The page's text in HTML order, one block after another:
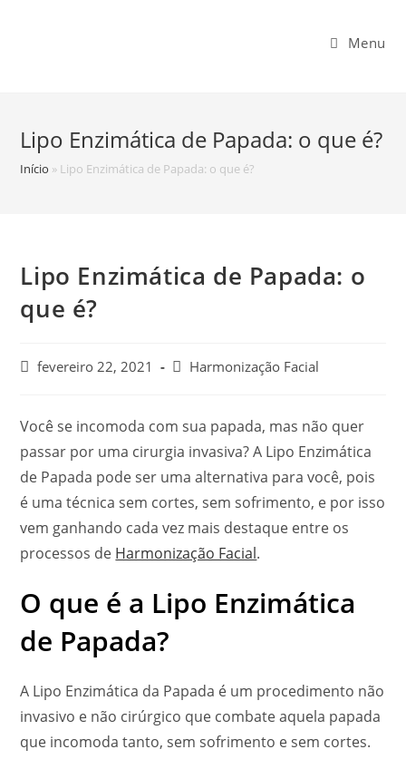
Menu
Lipo Enzimática de Papada: o que é?
Início » Lipo Enzimática de Papada: o que é?
Lipo Enzimática de Papada: o
que é?
fevereiro 22, 2021 Harmonização Facial
Você se incomoda com sua papada, mas não quer
passar por uma cirurgia invasiva? A Lipo Enzimática
de Papada pode ser uma alternativa para você, pois
é uma técnica sem cortes, sem sofrimento, e por isso
vem ganhando cada vez mais destaque entre os
processos de Harmonização Facial.
O que é a Lipo Enzimática
de Papada?
A Lipo Enzimática da Papada é um procedimento não
invasivo e não cirúrgico que combate aquela papada
que incomoda tanto, sem sofrimento e sem cortes.